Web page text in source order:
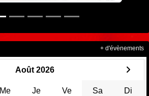
Août 2026
Me Je Ve Sa Di
+ d'évènements